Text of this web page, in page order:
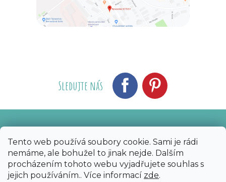
Tento web používá soubory cookie. Sami je rádi
nemáme, ale bohužel to jinak nejde. Dalším
procházením tohoto webu vyjadřujete souhlas s
jejich používáním.. Více informací zde.
Sledujte nás
Copyright 2026 Bijoux Components - Svět
korálků. Všechna práva vyhrazena.